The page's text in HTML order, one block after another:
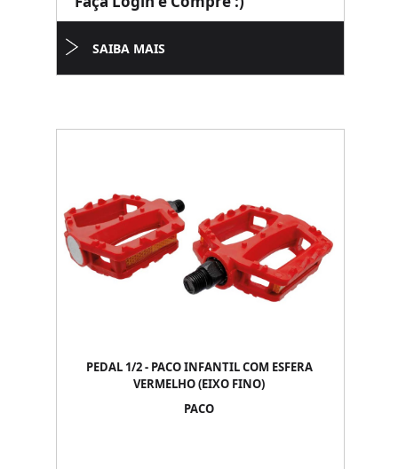
SAIBA MAIS
PEDAL 1/2 - PACO INFANTIL COM ESFERA
VERMELHO (EIXO FINO)
PACO